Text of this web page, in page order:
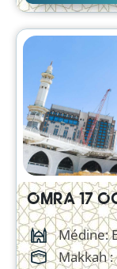
OMRA 17
Médine:
Makkah :